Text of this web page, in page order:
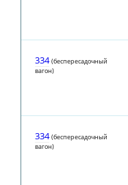
334 (беспересадочный
вагон)
334 (беспересадочный
вагон)